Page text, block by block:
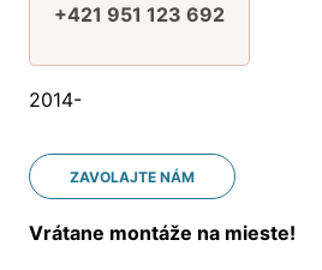
+421 951 123 692
2014-
ZAVOLAJTE NÁM
Vrátane montáže na mieste!